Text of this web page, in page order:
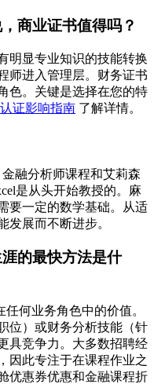
商业证书值得吗？
明显专业知识的技能转换
师进入管理层。财务证书
色。关键是选择在您的特
认证影响指南 了解详情。
融分析师课程和艾莉森
是从头开始教授的。麻
要一定的数学基础。从适
发展而不断进步。
的最快方法是什
何业务角色中的价值。
位）或财务分析技能（针
具竞争力。大多数招聘经
因此专注于在课程作业之
优惠券优惠和金融课程折